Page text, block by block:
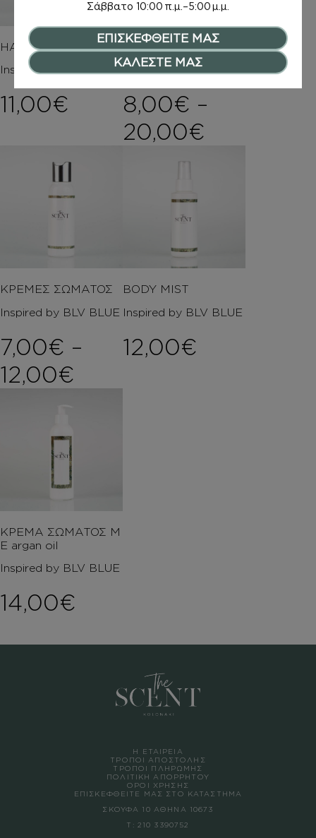
HAIR MIST
Inspired by BLV BLUE
11,00€
ΑΡΩΜΑΤΑ
Inspired by BLV BLUE
8,00€ –
20,00€
ΚΡΕΜΕΣ ΣΩΜΑΤΟΣ
Inspired by BLV BLUE
7,00€ –
12,00€
BODY MIST
Inspired by BLV BLUE
12,00€
ΚΡΕΜΑ ΣΩΜΑΤΟΣ Μ
Ε argan oil
Inspired by BLV BLUE
14,00€
Η ΕΤΑΙΡΕΙΑ
ΤΡΟΠΟΙ ΑΠΟΣΤΟΛΗΣ
ΤΡΟΠΟΙ ΠΛΗΡΩΜΗΣ
ΠΟΛΙΤΙΚΗ ΑΠΟΡΡΗΤΟΥ
ΟΡΟΙ ΧΡΗΣΗΣ
ΕΠΙΣΚΕΦΘΕΙΤΕ ΜΑΣ ΣΤΟ ΚΑΤΑΣΤΗΜΑ
ΣΚΟΥΦΑ 10 ΑΘΗΝΑ 10673
Τ: 210 3390752
Σάββατο 10:00 π.μ.–5:00 μ.μ.
ΕΠΙΣΚΕΦΘΕΙΤΕ ΜΑΣ
ΚΑΛΕΣΤΕ ΜΑΣ